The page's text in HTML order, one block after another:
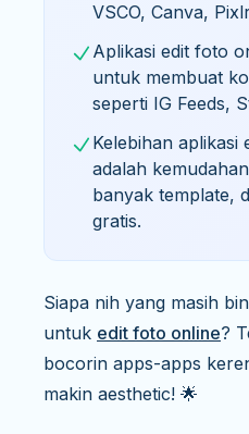
VSCO, Canva,
Aplikasi edit foto
untuk membuat
seperti IG Feeds,
Kelebihan aplikasi
adalah
banyak template,
gratis.
Siapa nih yang masih
untuk edit foto online?
bocorin apps-apps
makin aesthetic! 🌟